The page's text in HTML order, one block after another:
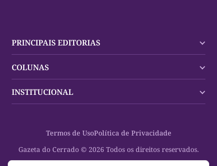
PRINCIPAIS EDITORIAS
Palmas
Mundo
Oportunidades
Cultura
Saúde
COLUNAS
Policial
Planeta Vivo
Espaço Cidadania
Turistando Gazeta
INSTITUCIONAL
Gazeta do Cerrado © 2026 Todos os direitos reservados.
Termos de UsoPolítica de Privacidade